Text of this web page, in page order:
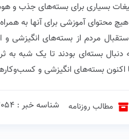
بسیاری برای بسته‌‌های جذب
محتوای آموزشی برای آنها به همراه
استقبال مردم از بسته‌های
دنبال بسته‌ای بودند تا یک شبه
اکنون بسته‌های انگیزشی و
مطالب روزنامه شناسه خبر : 23054 ♦